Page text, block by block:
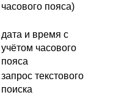
часового пояса)
дата и время с
учётом часового
пояса
запрос текстового
поиска